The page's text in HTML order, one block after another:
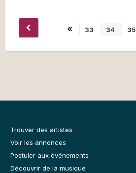
« 33 34 35
Trouver des artistes
Voir les annonces
Postuler aux événements
Découvrir de la musique